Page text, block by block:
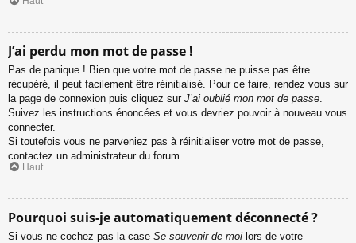
J’ai perdu mon mot de passe !
Pas de panique ! Bien que votre mot de passe ne puisse pas être
récupéré, il peut facilement être réinitialisé. Pour ce faire, rendez vous sur
la page de connexion puis cliquez sur J’ai oublié mon mot de passe.
Suivez les instructions énoncées et vous devriez pouvoir à nouveau vous
connecter.
Si toutefois vous ne parveniez pas à réinitialiser votre mot de passe,
contactez un administrateur du forum.
Haut
Pourquoi suis-je automatiquement déconnecté ?
Si vous ne cochez pas la case Se souvenir de moi lors de votre